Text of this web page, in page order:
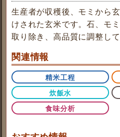
生産者が収穫後、モミから
けされた玄米です。石、モ
取り除き、高品質に調整して
関連情報
精米工程
炊飯水
食味分析